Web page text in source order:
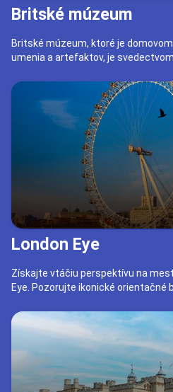
Britské múzeum
Britské múzeum, ktoré je
umenia a artefaktov, je
London Eye
Získajte vtáčiu perspektívu na
Eye. Pozorujte ikonické orientačné